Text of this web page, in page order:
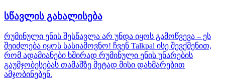
სწავლის გახალისება
რუმინული ენის შესწავლა არ უნდა იყოს გამოწვევა – ეს
შეიძლება იყოს სასიამოვნო! ჩვენ Talkpal ისე შევქმენით,
რომ ადამიანები ხშირად რუმინული ენის უნარების
გაუმჯობესებას თამაშზე მეტად მისი დახმარებით
ამჯობინებენ.